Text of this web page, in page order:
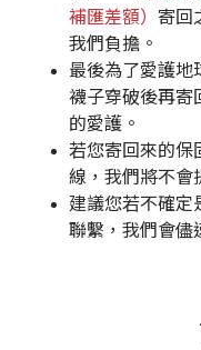
補匯差額） 寄回
我們負擔。
最後為了愛護
襪子穿破後再寄
的愛護。
若您寄回來的保
線，我們將不會
建議您若不確定
聯繫，我們會儘